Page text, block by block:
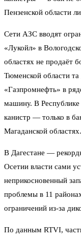
Пензенской области
Сети АЗС вводят
«Лукойл» в
областях не продаёт
Тюменской области
«Газпромнефть» в
машину. В
канистр — только в
Магаданской областях.
В Дагестане —
Осетии власти сами
неприкосновенный
проблемы в 11
ограничений из-за
По данным RTVI,